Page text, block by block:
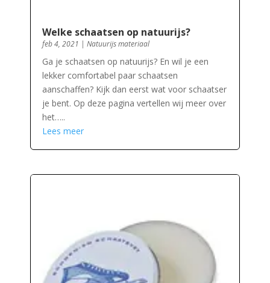
Welke schaatsen op natuurijs?
feb 4, 2021 | Natuurijs materiaal
Ga je schaatsen op natuurijs? En wil je een
lekker comfortabel paar schaatsen
aanschaffen? Kijk dan eerst wat voor schaatser
je bent. Op deze pagina vertellen wij meer over
het…..
Lees meer